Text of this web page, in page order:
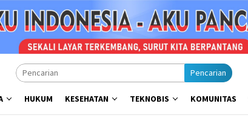
Pencarian
HUKUM KESEHATAN TEKNOBIS KOMUNITAS